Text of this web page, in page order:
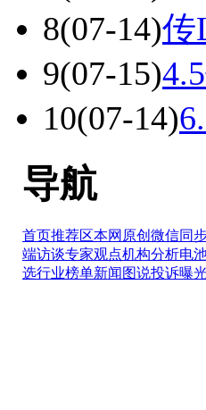
8(07-14)传
9(07-15)
10(07-14)
导航
首页推荐区本网原创 微信同
端访谈专家观点机构分析电
选行业榜单新闻图说投诉曝